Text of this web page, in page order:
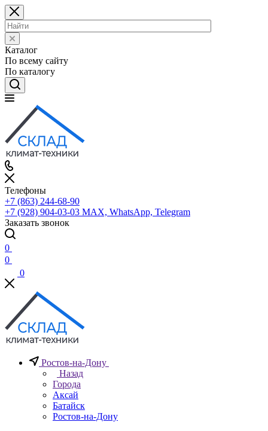
Каталог
По всему сайту
По каталогу
Телефоны
+7 (863) 244-68-90
+7 (928) 904-03-03 MAX, WhatsApp, Telegram
Заказать звонок
0
0
0
Ростов-на-Дону
Назад
Города
Аксай
Батайск
Ростов-на-Дону